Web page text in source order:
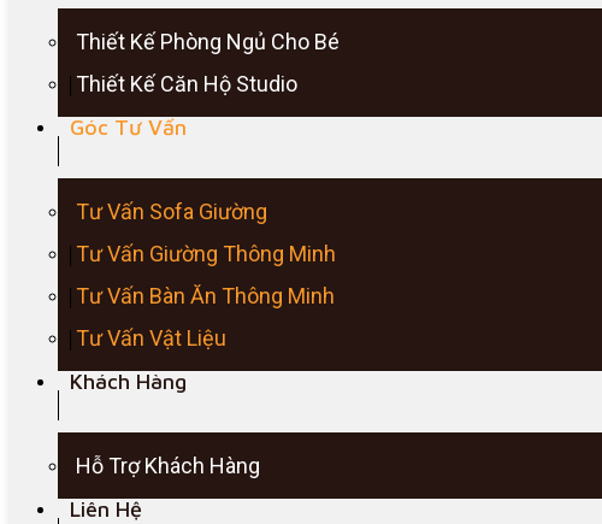
Thiết Kế Phòng Ngủ Cho Bé
Thiết Kế Căn Hộ Studio
Góc Tư Vấn
Tư Vấn Sofa Giường
Tư Vấn Giường Thông Minh
Tư Vấn Bàn Ăn Thông Minh
Tư Vấn Vật Liệu
Khách Hàng
Hỗ Trợ Khách Hàng
Liên Hệ